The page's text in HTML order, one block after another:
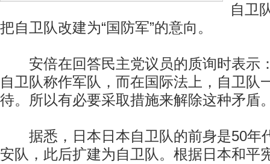
自卫
把自卫队改建为“国防军”的意向。
安倍在回答民主党议员的质询时表示
自卫队称作军队，而在国际法上，自卫队
待。所以有必要采取措施来解除这种矛盾
据悉，日本日本自卫队的前身是50年
安队，此后扩建为自卫队。根据日本和平